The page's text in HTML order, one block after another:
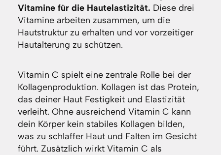
Vitamine für die Hautelastizität. Diese drei
Vitamine arbeiten zusammen, um die
Hautstruktur zu erhalten und vor vorzeitiger
Hautalterung zu schützen.
Vitamin C spielt eine zentrale Rolle bei der
Kollagenproduktion. Kollagen ist das Protein,
das deiner Haut Festigkeit und Elastizität
verleiht. Ohne ausreichend Vitamin C kann
dein Körper kein stabiles Kollagen bilden,
was zu schlaffer Haut und Falten im Gesicht
führt. Zusätzlich wirkt Vitamin C als